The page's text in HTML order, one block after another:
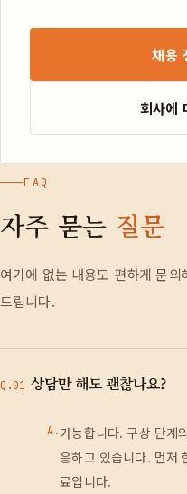
채용
회사에
FAQ
자주 묻는 질문
여기에 없는 내용도 편하게 문
드립니다.
Q.01 상담만 해도 괜찮나요?
A.가능합니다. 구상 단계
응하고 있습니다. 먼저
료입니다.